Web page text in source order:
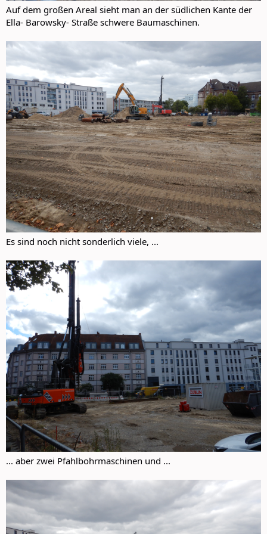
Auf dem großen Areal sieht man an der südlichen Kante der
Ella- Barowsky- Straße schwere Baumaschinen.
Es sind noch nicht sonderlich viele, ...
... aber zwei Pfahlbohrmaschinen und ...